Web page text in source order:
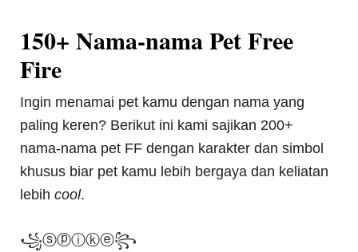
150+ Nama-nama Pet Free
Fire
Ingin menamai pet kamu dengan nama yang
paling keren? Berikut ini kami sajikan 200+
nama-nama pet FF dengan karakter dan simbol
khusus biar pet kamu lebih bergaya dan keliatan
lebihcool.
꧁ⓢⓟⓘⓚⓔ꧂